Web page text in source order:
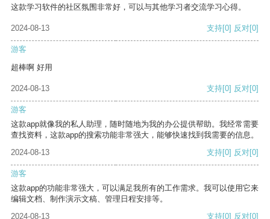
这款学习软件的社区氛围非常好，可以与其他学习者交流学习心得。
2024-08-13 支持[0] 反对[0]
游客
超棒啊 好用
2024-08-13 支持[0] 反对[0]
游客
这款app就像我的私人助理，随时随地为我的办公提供帮助。我经常需要
查找资料，这款app的搜索功能非常强大，能够快速找到我需要的信息。
2024-08-13
支持[0] 反对[0]
游客
这款app的功能非常强大，可以满足我所有的工作需求。我可以使用它来
编辑文档、制作演示文稿、管理日程安排等。
2024-08-13
支持[0] 反对[0]